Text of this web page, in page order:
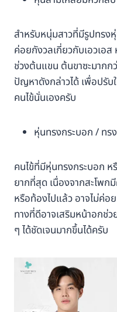
สำหรับหนุ่มสาวที่มีรูปทรง
ค่อยกังวลเกี่ยวกับเอวเอ
ช่วงต้นแขน ต้นขาซะมาก
ปัญหาดังกล่าวได้ เพื่อปรับ
คนไข้นั่นเองครับ
หุ่นทรงกระบอก / ทร
คนไข้ที่มีหุ่นทรงกระบอก
ยากที่สุด เนื่องจากสะโพก
หรือท้องไปแล้ว อาจไม่ค่อ
ทางที่ดีอาจเสริมหน้าอกช่ว
ๆ ได้ชัดเจนมากขึ้นได้ครับ